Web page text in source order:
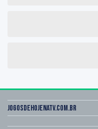
Jogosdehojenatv.com.br